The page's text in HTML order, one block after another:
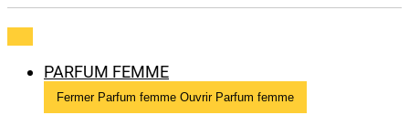
PARFUM FEMME
Fermer Parfum femme Ouvrir Parfum femme